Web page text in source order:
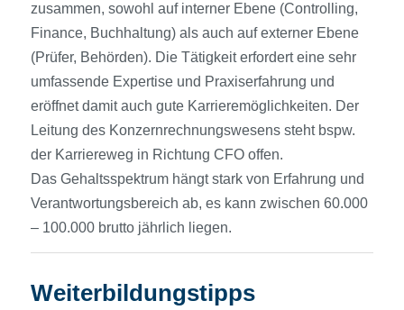
zusammen, sowohl auf interner Ebene (Controlling,
Finance, Buchhaltung) als auch auf externer Ebene
(Prüfer, Behörden). Die Tätigkeit erfordert eine sehr
umfassende Expertise und Praxiserfahrung und
eröffnet damit auch gute Karrieremöglichkeiten. Der
Leitung des Konzernrechnungswesens steht bspw.
der Karriereweg in Richtung CFO offen.
Das Gehaltsspektrum hängt stark von Erfahrung und
Verantwortungsbereich ab, es kann zwischen 60.000
– 100.000 brutto jährlich liegen.
Weiterbildungstipps